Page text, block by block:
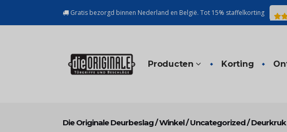
Gratis bezorgd binnen Nederland en België. Tot 15% staffelkorting
Producten Korting
Die Originale Deurbeslag/Winkel/Uncategorized/Deurkruk